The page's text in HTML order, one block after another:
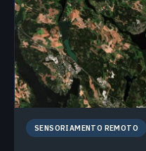
SENSORIAMENTO REMOTO